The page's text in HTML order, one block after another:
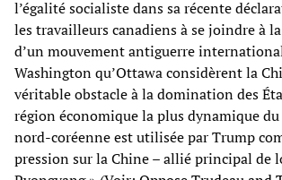
l’égalité socialiste dans sa récente
les travailleurs canadiens à se joindre à
d’un mouvement antiguerre
Washington qu’Ottawa considèrent la
véritable obstacle à la domination des
région économique la plus dynamique
nord-coréenne est utilisée par Trump
pression sur la Chine – allié principal de